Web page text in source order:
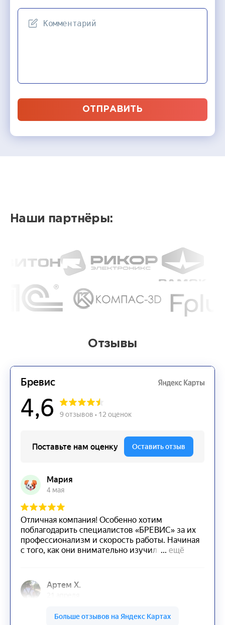
ОТПРАВИТЬ
Наши партнёры:
Отзывы